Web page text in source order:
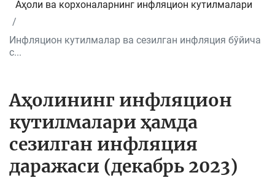
Аҳоли ва корхоналарнинг инфляцион кутилмалари
Инфляцион кутилмалар ва сезилган инфляция бўйича
с...
Аҳолининг инфляцион
кутилмалари ҳамда
сезилган инфляция
даражаси (декабрь 2023)